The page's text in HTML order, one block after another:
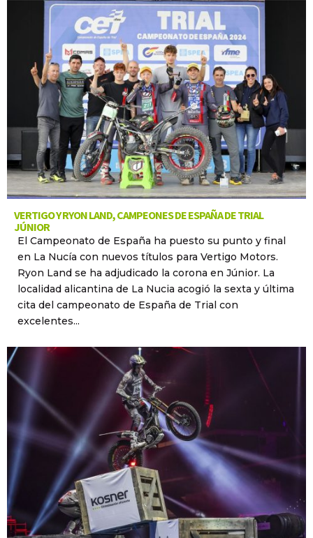
VERTIGO Y RYON LAND, CAMPEONES DE ESPAÑA DE TRIAL
JÚNIOR
El Campeonato de España ha puesto su punto y final
en La Nucía con nuevos títulos para Vertigo Motors.
Ryon Land se ha adjudicado la corona en Júnior. La
localidad alicantina de La Nucia acogió la sexta y última
cita del campeonato de España de Trial con
excelentes...